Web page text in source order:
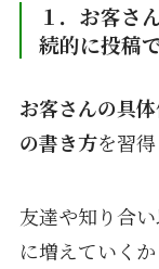
１．お客さ
続的に投稿
お客さんの具
の書き方を習得
友達や知り合
に増えていくか